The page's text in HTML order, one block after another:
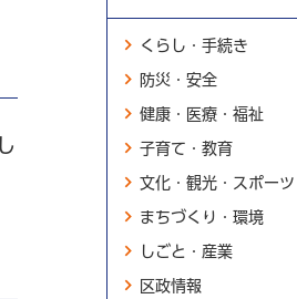
くらし・手続き
防災・安全
健康・医療・福祉
子育て・教育
文化・観光・スポーツ
まちづくり・環境
しごと・産業
区政情報